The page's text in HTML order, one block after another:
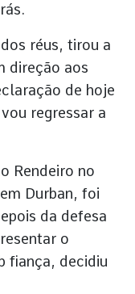
réus, tirou a
direção aos
de hoje
regressar a
Rendeiro no
Durban, foi
da defesa
o
fiança, decidiu